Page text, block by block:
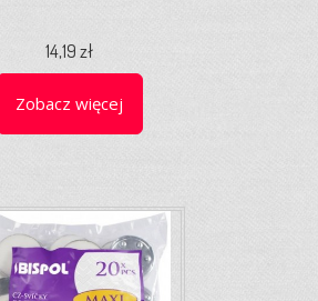
14,19 zł
Zobacz więcej